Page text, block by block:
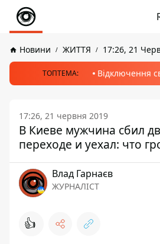
Новини ЖИТТЯ 17:26, 21
ТОПТЕМА: Відключення
17:26, 21 червня 2019
В Киеве мужчина сбил
переходе и уехал: что
Влад Гарнаєв
ЖУРНАЛІСТ
👍